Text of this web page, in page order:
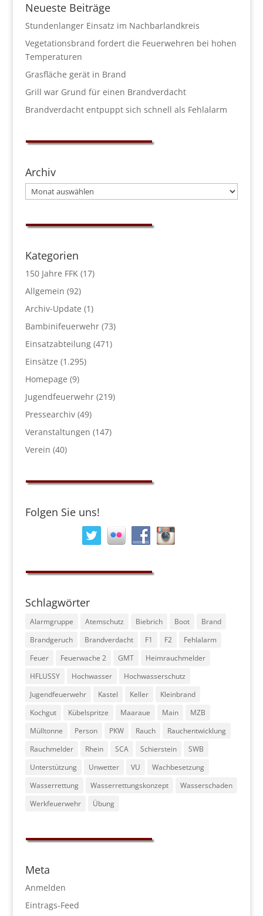
Neueste Beiträge
Stundenlanger Einsatz im Nachbarlandkreis
Vegetationsbrand fordert die Feuerwehren bei hohen
Temperaturen
Grasfläche gerät in Brand
Grill war Grund für einen Brandverdacht
Brandverdacht entpuppt sich schnell als Fehlalarm
Archiv
Archiv
Kategorien
150 Jahre FFK(17)
Allgemein (92)
Archiv-Update (1)
Bambinifeuerwehr(73)
Einsatzabteilung(471)
Einsätze (1.295)
Homepage (9)
Jugendfeuerwehr(219)
Pressearchiv(49)
Veranstaltungen (147)
Verein (40)
Folgen Sie uns!
Schlagwörter
Alarmgruppe Atemschutz Biebrich Boot
Brand
Brandgeruch
Brandverdacht F1 F2
Fehlalarm
Feuer
Feuerwache 2 GMT
Heimrauchmelder
HFLUSSY
Hochwasser
Hochwasserschutz
Jugendfeuerwehr
Kastel Keller
Kleinbrand
Kochgut
Kübelspritze Maaraue Main
MZB
Mülltonne
Person PKW Rauch
Rauchentwicklung
Rauchmelder
Rhein SCA Schierstein
SWB
Unterstützung
Unwetter VU
Wachbesetzung
Wasserrettung
Wasserrettungskonzept
Wasserschaden
Werkfeuerwehr
Übung
Meta
Anmelden
Eintrags-Feed